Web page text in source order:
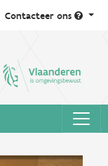
Contacteer ons